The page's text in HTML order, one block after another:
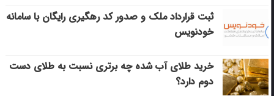
ثبت قرارداد ملک و صدور کد رهگیری رایگان با سامانه
خودنویس
خرید طلای آب شده چه برتری نسبت به طلای دست
دوم دارد؟